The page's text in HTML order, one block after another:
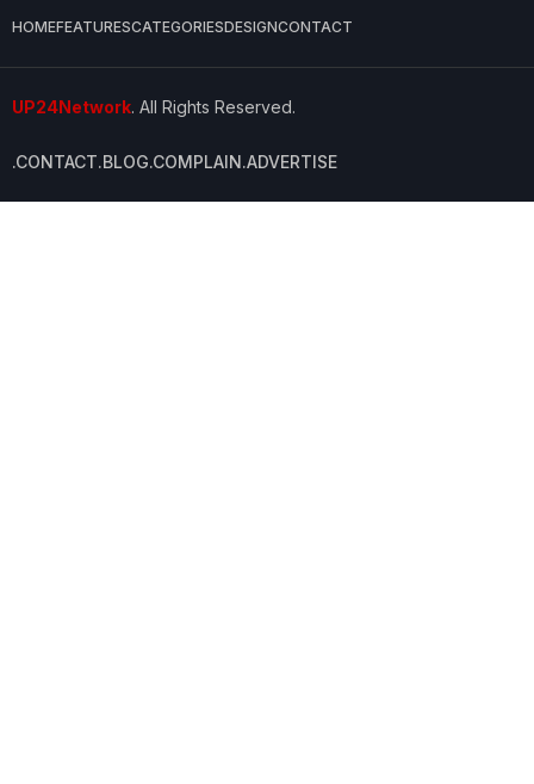
HOMEFEATURESCATEGORIESDESIGNCONTACT
UP24Network. All Rights Reserved.
.CONTACT.BLOG.COMPLAIN.ADVERTISE